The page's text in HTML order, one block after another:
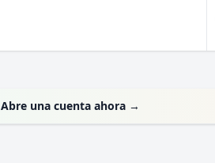
Abre una cuenta ahora →